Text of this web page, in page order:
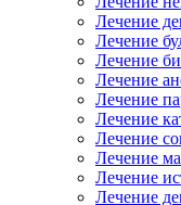
Лечение
Лечение
Лечение
Лечение
Лечение
Лечение
Лечение
Лечение
Лечение
Лечение